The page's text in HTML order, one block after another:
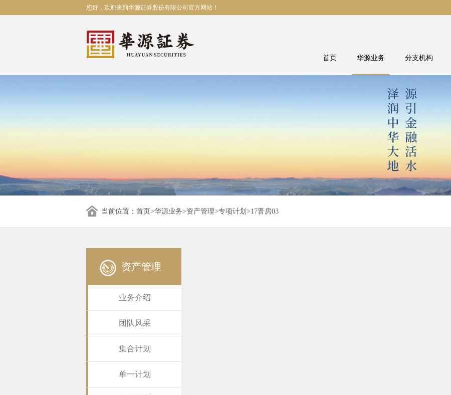
您好，欢迎来到华源证券股份有限公司官方网站！
首页 华源业务 分支机构
当前位置： 首页>华源业务>资产管理>专项计划 >17晋房03
资产管理
业务介绍
团队风采
集合计划
单一计划